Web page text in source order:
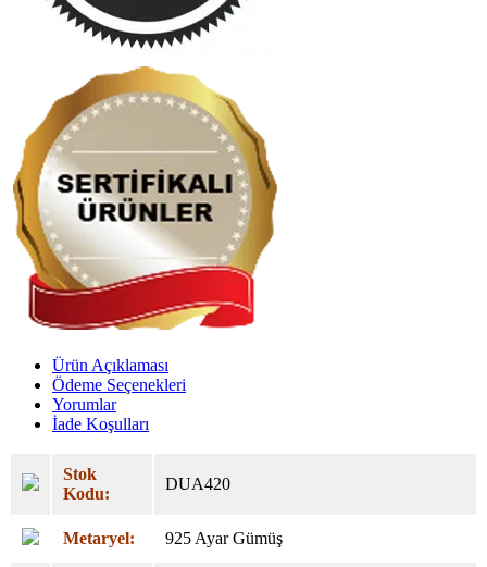
Ürün Açıklaması
Ödeme Seçenekleri
Yorumlar
İade Koşulları
Stok
Kodu:
DUA420
Metaryel: 925 Ayar Gümüş